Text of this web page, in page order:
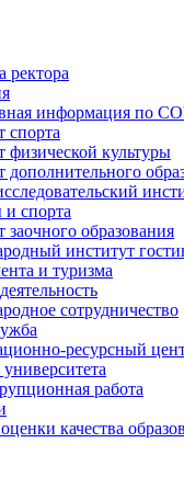
ректора
информация по
спорта
физической культуры
дополнительного
и спорта
заочного образования
институт
и туризма
сотрудничество
ресурсный
работа
качества